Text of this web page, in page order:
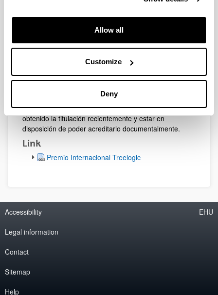
Allow all
Customize
Deny
necesario es estar matriculado en alguna Universidad
en el momento de realización de la propuesta o haber
obtenido la titulación recientemente y estar en
disposición de poder acreditarlo documentalmente.
Link
Premio Internacional Treelogic
Accessibility
Legal information
Contact
Sitemap
Help
EHU